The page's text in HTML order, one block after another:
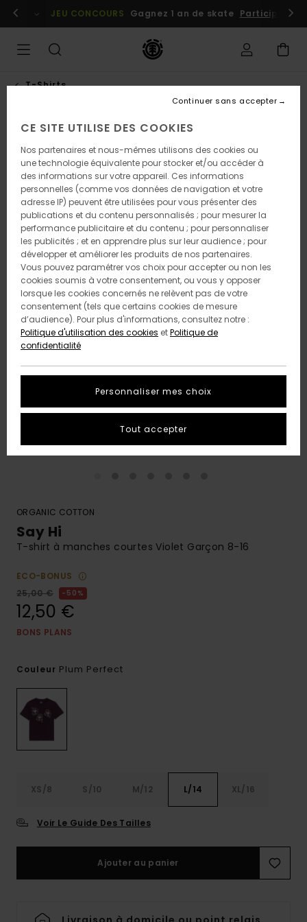
l'information
Se connecter / s'inscrire
JEU CONCOURS Gagnez 1 an de skate Participez
T-Shirts
ORGANIC COTTON
Say Hi
T-shirt à manches courtes Violet Garçon 8-16
ECO-BONUS
25,00 €
50%
12,50 €
BONS PLANS
Couleur Plum Perfect
XS/8 S/10 M/12 L/14 XL/16
Voir Le Guide Des Tailles
Ajouter au panier
CE SITE UTILISE DES COOKIES
Nos partenaires et nous-mêmes utilisons des cookies ou
une technologie équivalente pour stocker et/ou accéder à
des informations sur votre appareil. Ces informations
personnelles (comme vos données de navigation et votre
adresse IP) peuvent être utilisées pour vous présenter des
publications et du contenu personnalisés ; pour mesurer la
performance publicitaire et du contenu ; pour personnaliser
les publicités ; et en apprendre plus sur leur audience ; pour
développer et améliorer les produits de nos partenaires.
Vous pouvez paramétrer vos choix pour accepter ou non les
cookies soumis à votre consentement, ou vous y opposer
lorsque les cookies concernés ne relèvent pas de votre
consentement (tels que certains cookies de mesure
d’audience). Pour plus d'informations, consultez notre :
Politique d'utilisation des cookies etPolitique de
confidentialité
Personnaliser mes choix
Continuer sans accepter
Tout accepter